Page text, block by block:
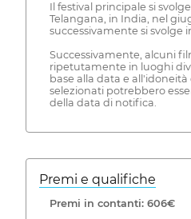
Il festival principale si
Telangana, in India, nel
successivamente si svolge
Successivamente, alcuni
ripetutamente in luoghi
base alla data e
selezionati potrebbero
della data di notifica.
Premi e qualifiche
Premi in contanti: 606€